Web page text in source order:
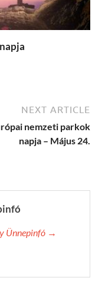
NEXT ARTICLE
nemzeti parkok
napja – Május 24.
Ünnepinfó →